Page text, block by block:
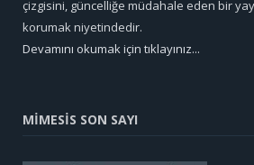
çizgisini, güncelliğe müdahale eden bir
korumak niyetindedir.
Devamını okumak için tıklayınız...
MİMESİS SON SAYI